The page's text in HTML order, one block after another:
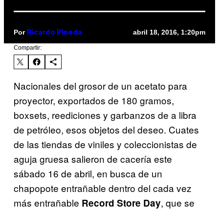
Por Ricardo Pineda abril 18, 2016, 1:20pm
Compartir:
Nacionales del grosor de un acetato para
proyector, exportados de 180 gramos,
boxsets, reediciones y garbanzos de a libra
de petróleo, esos objetos del deseo. Cuates
de las tiendas de viniles y coleccionistas de
aguja gruesa salieron de cacería este
sábado 16 de abril, en busca de un
chapopote entrañable dentro del cada vez
más entrañable Record Store Day, que se